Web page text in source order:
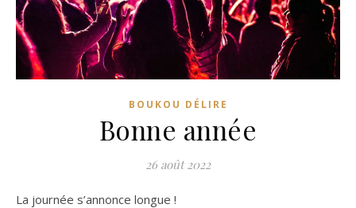
BOUKOU DÉLIRE
Bonne année
26 août 2022
La journée s’annonce longue !